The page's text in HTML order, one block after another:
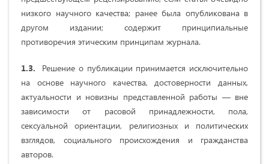
низкого научного качества; ранее была опубликована в
другом издании; содержит принципиальные
противоречия этическим принципам журнала.
1.3. Решение о публикации принимается исключительно
на основе научного качества, достоверности данных,
актуальности и новизны представленной работы — вне
зависимости от расовой принадлежности, пола,
сексуальной ориентации, религиозных и политических
взглядов, социального происхождения и гражданства
авторов.